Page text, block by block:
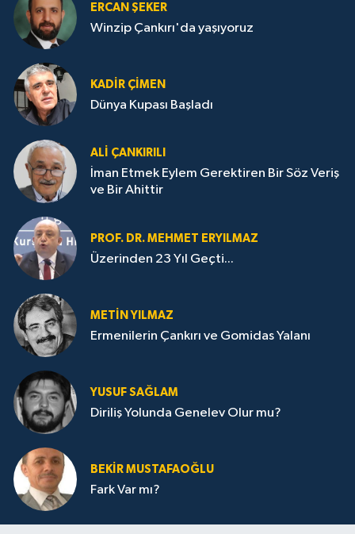
ERCAN ŞEKER
Winzip Çankırı'da yaşıyoruz
KADIR ÇIMEN
Dünya Kupası Başladı
ALI ÇANKIRILI
İman Etmek Eylem Gerektiren Bir Söz Veriş
ve Bir Ahittir
PROF. DR. MEHMET ERYILMAZ
Üzerinden 23 Yıl Geçti...
METIN YILMAZ
Ermenilerin Çankırı ve Gomidas Yalanı
YUSUF SAĞLAM
Diriliş Yolunda Genelev Olur mu?
BEKIR MUSTAFAOĞLU
Fark Var mı?